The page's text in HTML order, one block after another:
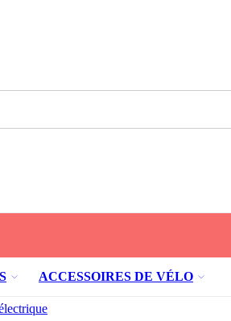
ACCESSOIRES DE VÉLO